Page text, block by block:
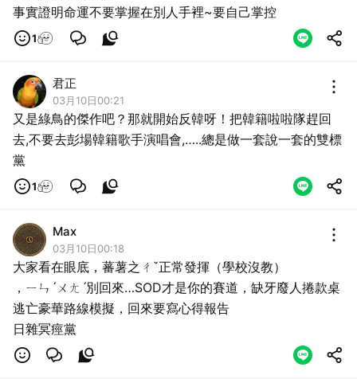
事實證明命運不要掌握在別人手裡~要自己掌控
1
君正
03月10日00:21
又是綠鳥的傑作吧？那就開始反韓呀！把韓籍啦啦隊趕回
去,不要去彭場韓籍歌手演唱會,…..總是做一套說一套的雙標
黨
1
Max
03月10日00:18
大家看在眼底，蕃薯之ㄔˇ正常發揮（學校沒教）
，ㄧㄣˊㄨㄤˊ別回來…SOD才是你的賽道，缺牙廢人捲款桌
逃亡豪華路線模擬，回來要寫心得報告
日雜冥痙黨